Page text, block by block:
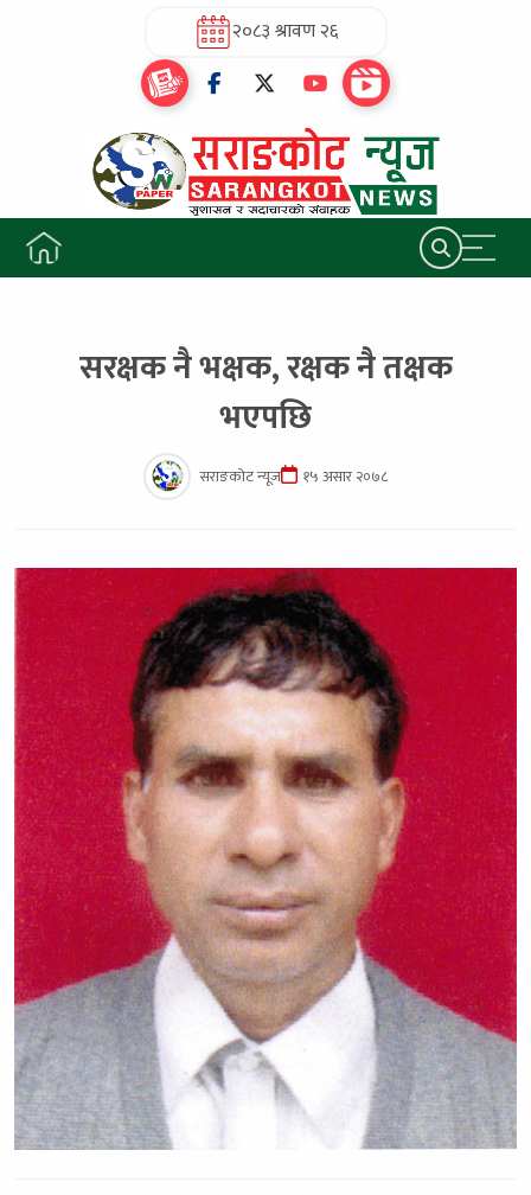
२०८३ श्रावण २६
सरक्षक नै भक्षक, रक्षक नै तक्षक
भएपछि
सराङकोट न्यूज १५ असार २०७८